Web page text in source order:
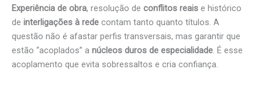
Experiência de obra, resolução de conflitos reais e histórico
de interligações à rede contam tanto quanto títulos. A
questão não é afastar perfis transversais, mas garantir que
estão “acoplados” a núcleos duros de especialidade. É esse
acoplamento que evita sobressaltos e cria confiança.